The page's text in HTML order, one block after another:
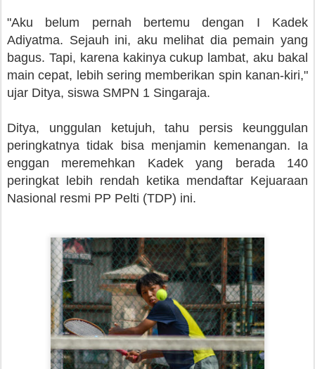
"Aku belum pernah bertemu dengan I Kadek
Adiyatma. Sejauh ini, aku melihat dia pemain yang
bagus. Tapi, karena kakinya cukup lambat, aku bakal
main cepat, lebih sering memberikan spin kanan-kiri,"
ujar Ditya, siswa SMPN 1 Singaraja.
Ditya, unggulan ketujuh, tahu persis keunggulan
peringkatnya tidak bisa menjamin kemenangan. Ia
enggan meremehkan Kadek yang berada 140
peringkat lebih rendah ketika mendaftar Kejuaraan
Nasional resmi PP Pelti (TDP) ini.